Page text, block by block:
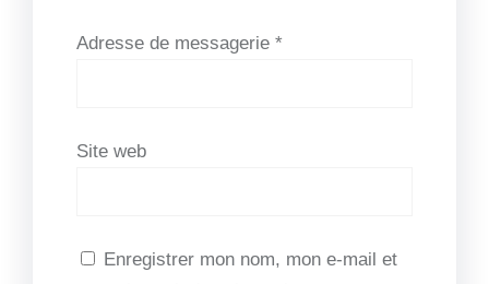
Adresse de messagerie *
Site web
Enregistrer mon nom, mon e-mail et